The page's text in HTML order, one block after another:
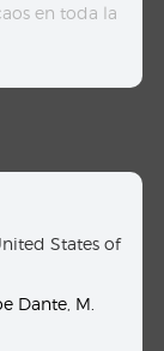
en toda la
States of
Dante, M.